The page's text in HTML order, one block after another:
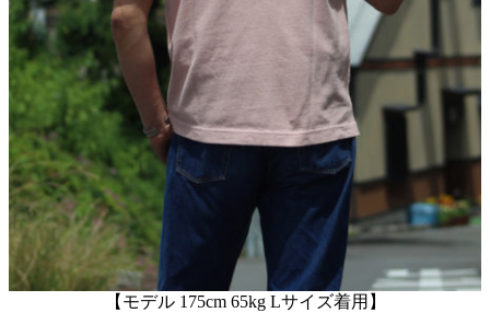
【モデル 175cm 65kg Lサイズ着用】